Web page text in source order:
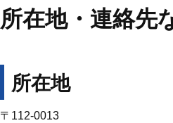
所在地・連絡先
所在地
〒112-0013